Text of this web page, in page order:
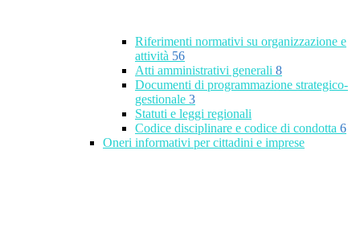
Riferimenti normativi su organizzazione e
attività 56
Atti amministrativi generali 8
Documenti di programmazione strategico-
gestionale 3
Statuti e leggi regionali
Codice disciplinare e codice di condotta 6
Oneri informativi per cittadini e imprese